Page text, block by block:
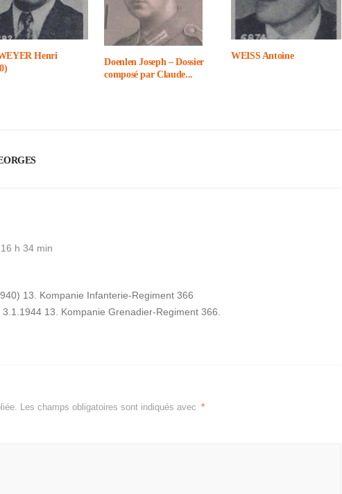
Henri
Doen­len Joseph – Dossier
composé par Claude...
WEISS Antoine
h 34 min
13. Kompanie Infanterie-Regiment 366
13. Kompanie Grenadier-Regiment 366.
Les champs obligatoires sont indiqués avec *